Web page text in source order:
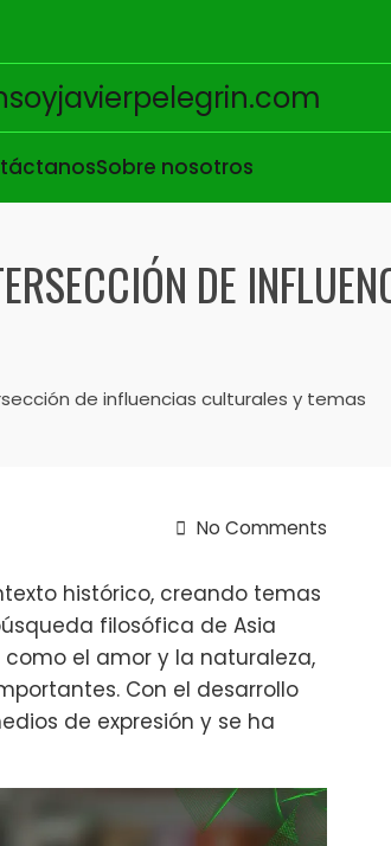
Sobre nosotros
DE
de influencias culturales y temas
No Comments
histórico, creando temas
filosófica de Asia
el amor y la naturaleza,
Con el desarrollo
de expresión y se ha